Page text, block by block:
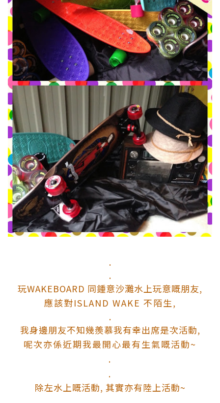
.
.
玩WAKEBOARD 同鍾意沙灘水上玩意嘅朋友,
應該對ISLAND WAKE 不陌生,
.
我身邊朋友不知幾羨慕我有幸出席是次活動,
呢次亦係近期我最開心最有生氣嘅活動~
.
.
除左水上嘅活動, 其實亦有陸上活動~